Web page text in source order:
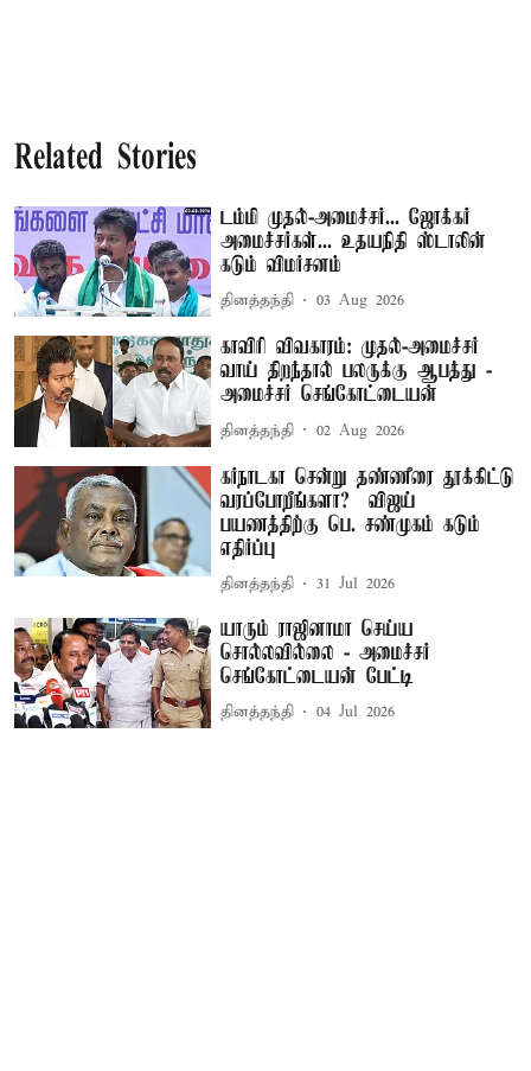
Related Stories
டம்மி முதல்-அமைச்சர்... ஜோக்கர்
அமைச்சர்கள்... உதயநிதி ஸ்டாலின்
கடும் விமர்சனம்
தினத்தந்தி 03 Aug 2026
காவிரி விவகாரம்: முதல்-அமைச்சர்
வாய் திறந்தால் பலருக்கு ஆபத்து -
அமைச்சர் செங்கோட்டையன்
தினத்தந்தி 02 Aug 2026
கர்நாடகா சென்று தண்ணீரை தூக்கிட்டு
வரப்போறீங்களா? – விஜய்
பயணத்திற்கு பெ. சண்முகம் கடும்
எதிர்ப்பு
தினத்தந்தி 31 Jul 2026
யாரும் ராஜினாமா செய்ய
சொல்லவில்லை - அமைச்சர்
செங்கோட்டையன் பேட்டி
தினத்தந்தி 04 Jul 2026